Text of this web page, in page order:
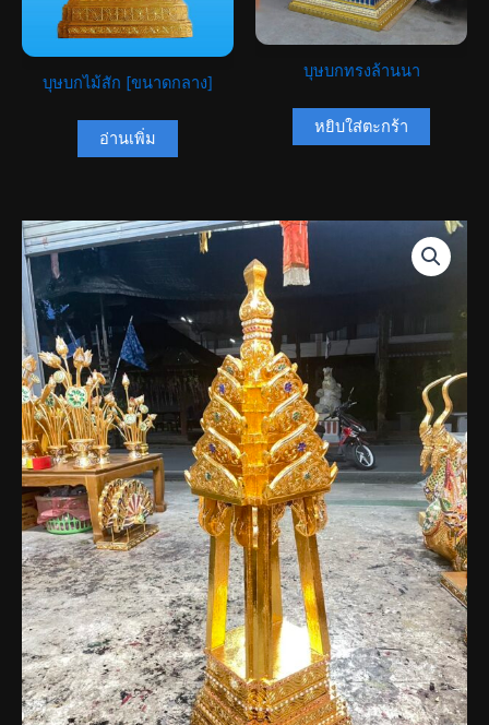
บุษบกไม้สัก [ขนาดกลาง]
อ่านเพิ่ม
บุษบกทรงล้านนา
หยิบใส่ตะกร้า